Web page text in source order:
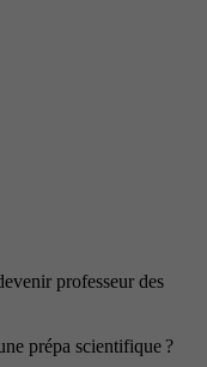
professeur des
prépa scientifique ?